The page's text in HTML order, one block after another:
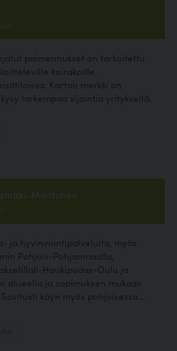
paimennukset on tarkoitettu
koirakoille.
Kartan merkki on
tarkempaa sijaintia yritykseltä.
Miettunen
ja hyvinvointipalveluita, myös
Pohjois-Pohjanmaalla,
Haukipudas-Oulu ja
alueella ja sopimuksen mukaan
käyn myös pohjoisessa...